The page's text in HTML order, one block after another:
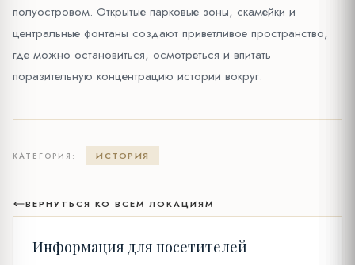
полуостровом. Открытые парковые зоны, скамейки и
центральные фонтаны создают приветливое пространство,
где можно остановиться, осмотреться и впитать
поразительную концентрацию истории вокруг.
КАТЕГОРИЯ: ИСТОРИЯ
ВЕРНУТЬСЯ КО ВСЕМ ЛОКАЦИЯМ
Информация для посетителей